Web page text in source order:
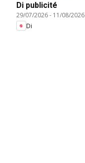
Di publicité
29/07/2026- 11/08/2026
Di